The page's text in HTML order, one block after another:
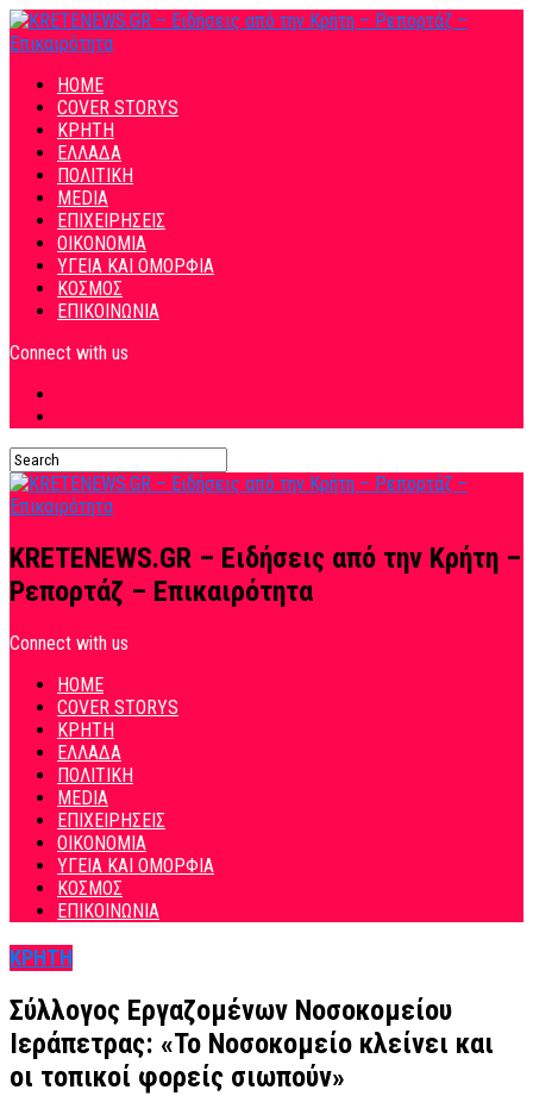
HOME
COVER STORYS
ΚΡΗΤΗ
ΕΛΛΑΔΑ
ΠΟΛΙΤΙΚΗ
MEDIA
ΕΠΙΧΕΙΡΗΣΕΙΣ
ΟΙΚΟΝΟΜΙΑ
ΥΓΕΙΑ ΚΑΙ ΟΜΟΡΦΙΑ
ΚΟΣΜΟΣ
ΕΠΙΚΟΙΝΩΝΙΑ
Connect with us
KRETENEWS.GR – Ειδήσεις από την Κρήτη –
Ρεπορτάζ – Επικαιρότητα
Connect with us
HOME
COVER STORYS
ΚΡΗΤΗ
ΕΛΛΑΔΑ
ΠΟΛΙΤΙΚΗ
MEDIA
ΕΠΙΧΕΙΡΗΣΕΙΣ
ΟΙΚΟΝΟΜΙΑ
ΥΓΕΙΑ ΚΑΙ ΟΜΟΡΦΙΑ
ΚΟΣΜΟΣ
ΕΠΙΚΟΙΝΩΝΙΑ
ΚΡΗΤΗ
Σύλλογος Εργαζομένων Νοσοκομείου
Ιεράπετρας: «Το Νοσοκομείο κλείνει και
οι τοπικοί φορείς σιωπούν»